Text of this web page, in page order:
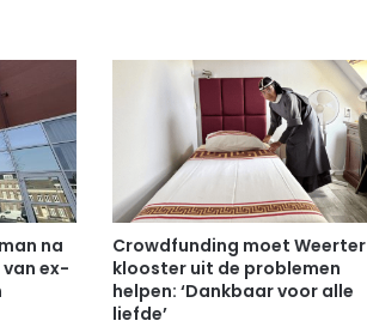
na
ex-
Crowdfunding moet Weerter
klooster uit de problemen
helpen: ‘Dankbaar voor alle
liefde’